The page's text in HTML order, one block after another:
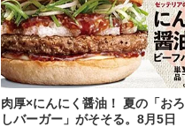
肉厚×にんにく醤油！ 夏の「おろ
しバーガー」がそそる。8月5日